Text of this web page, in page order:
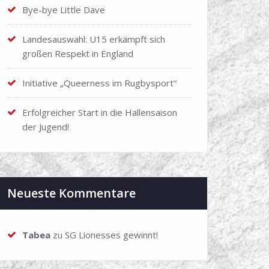
Bye-bye Little Dave
Landesauswahl: U15 erkämpft sich
großen Respekt in England
Initiative „Queerness im Rugbysport“
Erfolgreicher Start in die Hallensaison
der Jugend!
Neueste Kommentare
Tabea zu SG Lionesses gewinnt!